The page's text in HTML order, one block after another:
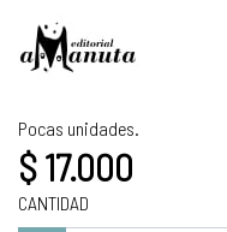
Pocas unidades.
$ 17.000
CANTIDAD